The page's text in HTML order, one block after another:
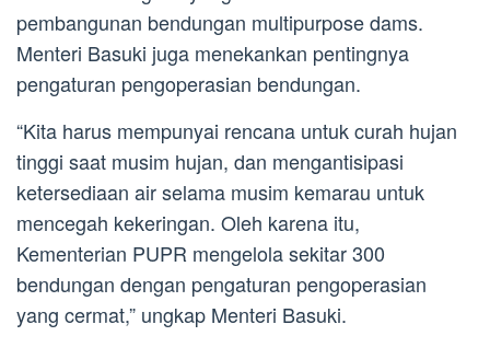
pembangunan bendungan multipurpose dams.
Menteri Basuki juga menekankan pentingnya
pengaturan pengoperasian bendungan.
“Kita harus mempunyai rencana untuk curah hujan
tinggi saat musim hujan, dan mengantisipasi
ketersediaan air selama musim kemarau untuk
mencegah kekeringan. Oleh karena itu,
Kementerian PUPR mengelola sekitar 300
bendungan dengan pengaturan pengoperasian
yang cermat,” ungkap Menteri Basuki.